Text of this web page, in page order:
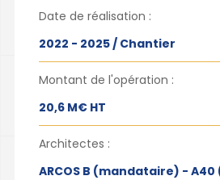
Date de réalisation :
2022 - 2025 / Chantier
Montant de l'opération :
20,6 M€ HT
Architectes :
ARCOS B (mandataire) -